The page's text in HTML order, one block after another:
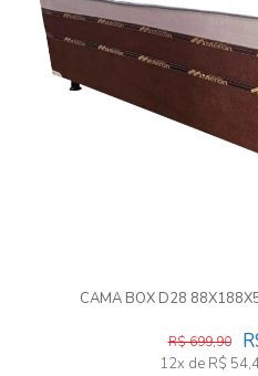
CAMA BOX D28
R$ 699,90
12x de R$